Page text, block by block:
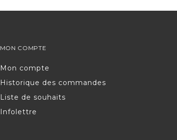
MON COMPTE
Mon compte
Historique des commandes
Liste de souhaits
Infolettre